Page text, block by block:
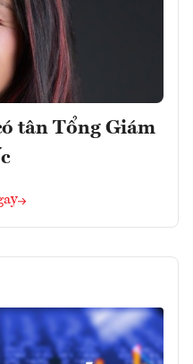
tân Tổng Giám